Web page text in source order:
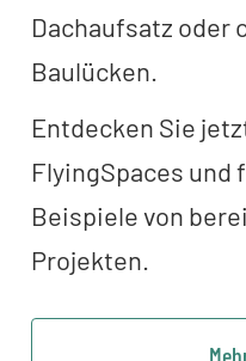
Dachaufsatz oder
Baulücken.
Entdecken Sie
FlyingSpaces und
Beispiele von
Projekten.